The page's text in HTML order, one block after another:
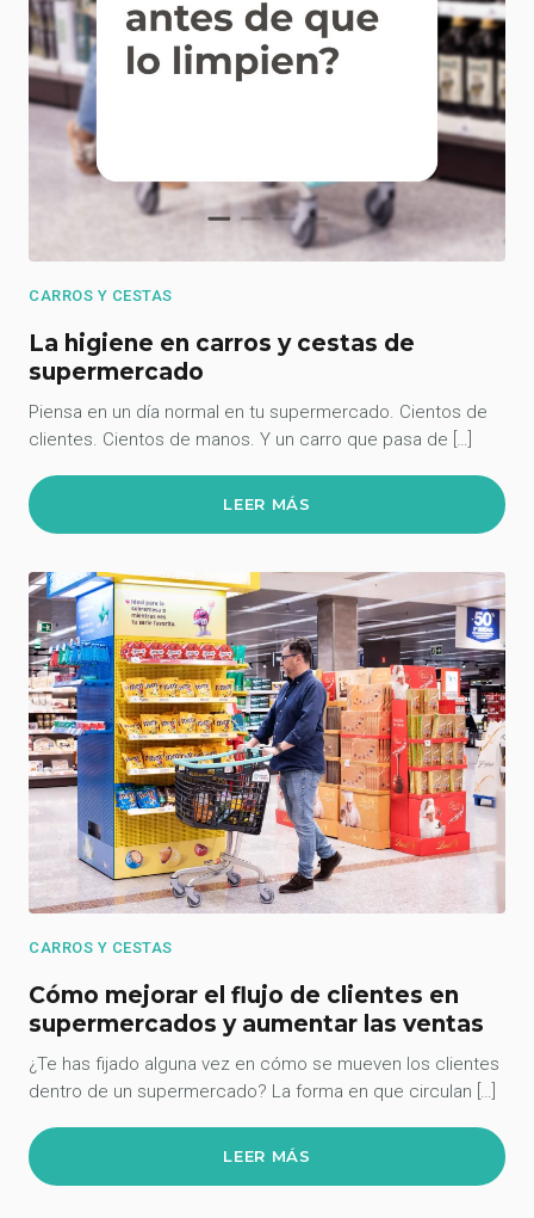
CARROS Y CESTAS
La higiene en carros y cestas de
supermercado
Piensa en un día normal en tu supermercado. Cientos de
clientes. Cientos de manos. Y un carro que pasa de […]
LEER MÁS
CARROS Y CESTAS
Cómo mejorar el flujo de clientes en
supermercados y aumentar las ventas
¿Te has fijado alguna vez en cómo se mueven los clientes
dentro de un supermercado? La forma en que circulan […]
LEER MÁS